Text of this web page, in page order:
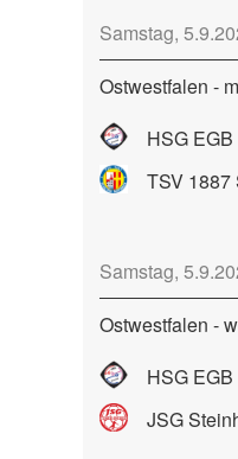
Samstag,
Ostwestfalen -
HSG
TSV 1887
Samstag,
Ostwestfalen -
HSG
JSG